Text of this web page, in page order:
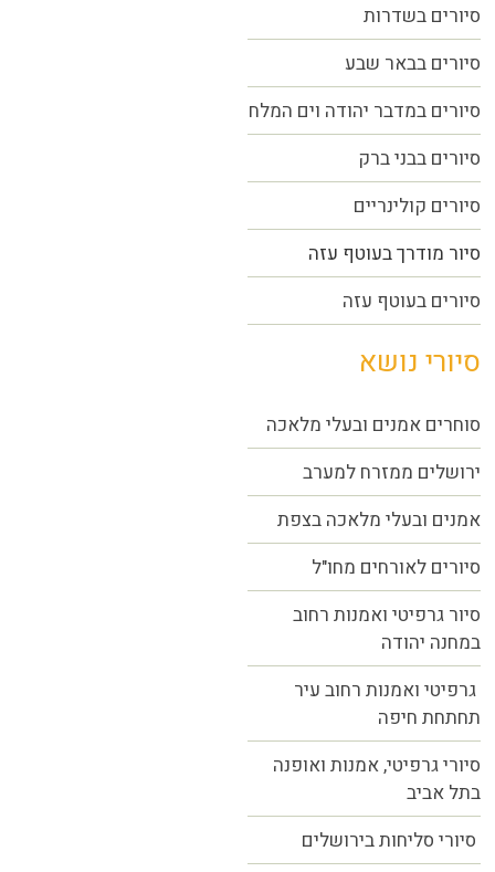
סיורים בשדרות
סיורים בבאר שבע
סיורים במדבר יהודה וים המלח
סיורים בבני ברק
סיורים קולינריים
סיור מודרך בעוטף עזה
סיורים בעוטף עזה
סיורי נושא
סוחרים אמנים ובעלי מלאכה
ירושלים ממזרח למערב
אמנים ובעלי מלאכה בצפת
סיורים לאורחים מחו"ל
סיור גרפיטי ואמנות רחוב
במחנה יהודה
גרפיטי ואמנות רחוב עיר
תחתחת חיפה
סיורי גרפיטי, אמנות ואופנה
בתל אביב
סיורי סליחות בירושלים